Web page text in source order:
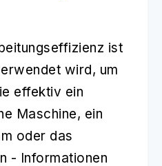
ist
wird, um
effektiv ein
Maschine, ein
oder das
- Informationen